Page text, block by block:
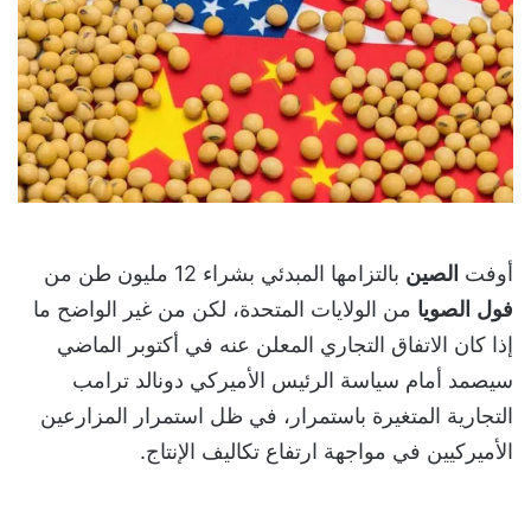
أوفت الصين بالتزامها المبدئي بشراء 12 مليون طن من
فول الصويا من الولايات المتحدة، لكن من غير الواضح ما
إذا كان الاتفاق التجاري المعلن عنه في أكتوبر الماضي
سيصمد أمام سياسة الرئيس الأميركي دونالد ترامب
التجارية المتغيرة باستمرار، في ظل استمرار المزارعين
الأميركيين في مواجهة ارتفاع تكاليف الإنتاج.